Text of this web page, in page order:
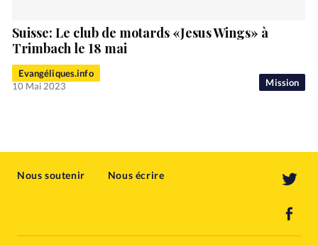
Mission
Suisse: Le club de motards «Jesus Wings» à
Trimbach le 18 mai
Evangéliques.info
10 Mai 2023
Nous soutenir Nous écrire